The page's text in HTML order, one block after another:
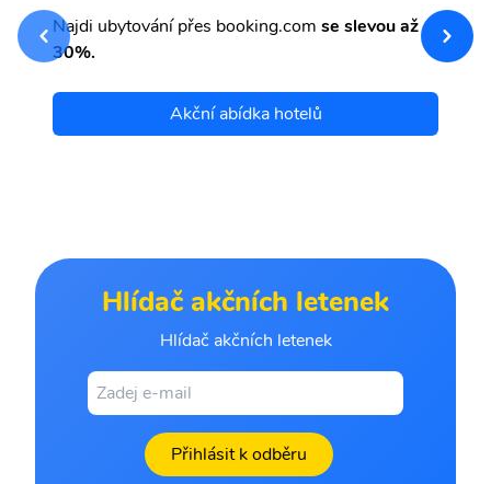
Najdi ubytování přes booking.com se slevou až
30%.
Akční abídka hotelů
Hlídač akčních letenek
Hlídač akčních letenek
Přihlásit k odběru